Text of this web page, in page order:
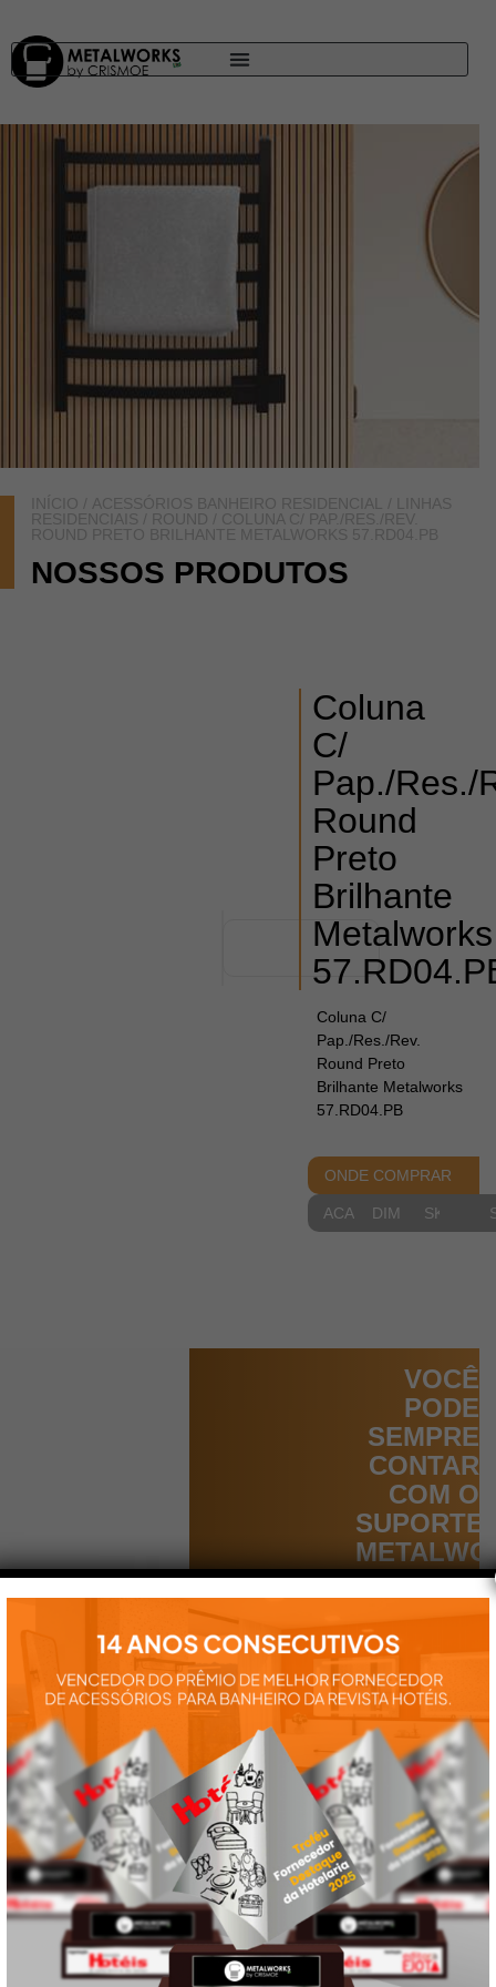
INÍCIO / ACESSÓRIOS BANHEIRO RESIDENCIAL /
LINHAS
RESIDENCIAIS / ROUND / COLUNA C/ PAP./RES./REV.
ROUND PRETO BRILHANTE METALWORKS 57.RD04.PB
NOSSOS PRODUTOS
Coluna
C/
Pap./Res./
Round
Preto
Brilhante
Metalworks
Coluna C/
Pap./Res./Rev.
Round Preto
Brilhante Metalworks
57.RD04.PB
ONDE COMPRAR
ACABAMENTOS
DIMENSIONAIS
VOCÊ
PODE
SEMPRE
CONTAR
COM O
SUPORTE
Aqui você
instalação e
utilização de
nossos
produtos:
manuais,
vídeos,
catálogos e
tudo mais que
precisa.
VEJA
TAMBÉM